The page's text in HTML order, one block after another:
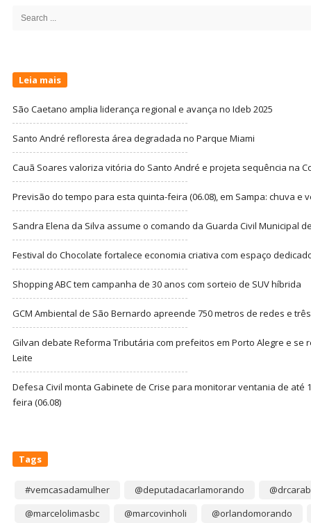
Search
Leia mais
São Caetano amplia liderança regional e avança no Ideb 2025
Santo André refloresta área degradada no Parque Miami
Cauã Soares valoriza vitória do Santo André e projeta sequência na
Previsão do tempo para esta quinta-feira (06.08), em Sampa: chuva e
Sandra Elena da Silva assume o comando da Guarda Civil Municipal
Festival do Chocolate fortalece economia criativa com espaço
Shopping ABC tem campanha de 30 anos com sorteio de SUV híbrida
GCM Ambiental de São Bernardo apreende 750 metros de redes e
Gilvan debate Reforma Tributária com prefeitos em Porto Alegre e se
Leite
Defesa Civil monta Gabinete de Crise para monitorar ventania de até
feira (06.08)
Tags
#vemcasadamulher @deputadacarlamorando
@marcelolimasbc
@marcovinholi @orlandomorando